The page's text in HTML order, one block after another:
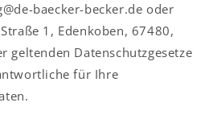
baecker-becker.de oder
1, Edenkoben, 67480,
geltenden Datenschutzgesetze
für Ihre